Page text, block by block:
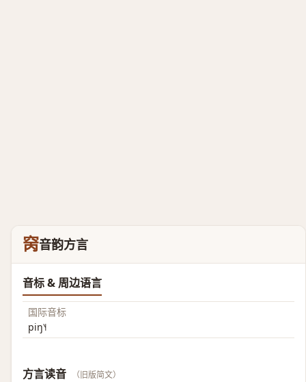
窉音韵方言
音标 & 周边语言
国际音标
piŋ˥˧
方言读音 （旧版简文）